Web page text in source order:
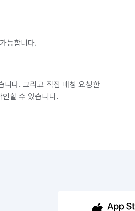
능합니다.
니다. 그리고 직접 매칭 요청한
할 수 있습니다.